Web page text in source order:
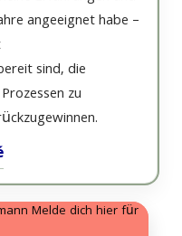
angeeignet habe –
sind, die
zu